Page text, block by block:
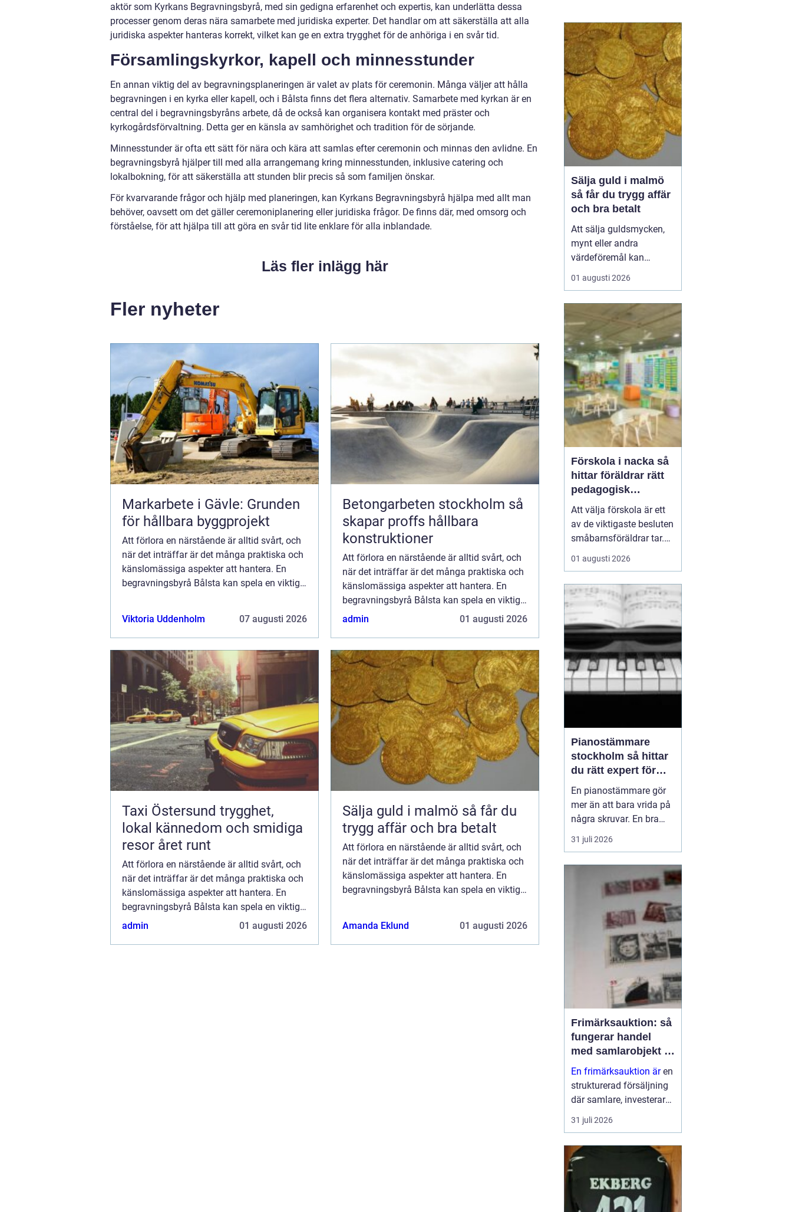
aktör som Kyrkans Begravningsbyrå, med sin gedigna erfarenhet och expertis, kan underlätta dessa
processer genom deras nära samarbete med juridiska experter. Det handlar om att säkerställa att alla
juridiska aspekter hanteras korrekt, vilket kan ge en extra trygghet för de anhöriga i en svår tid.
Församlingskyrkor, kapell och minnesstunder
En annan viktig del av begravningsplaneringen är valet av plats för ceremonin. Många väljer att hålla
begravningen i en kyrka eller kapell, och i Bålsta finns det flera alternativ. Samarbete med kyrkan är en
central del i begravningsbyråns arbete, då de också kan organisera kontakt med präster och
kyrkogårdsförvaltning. Detta ger en känsla av samhörighet och tradition för de sörjande.
Minnesstunder är ofta ett sätt för nära och kära att samlas efter ceremonin och minnas den avlidne. En
begravningsbyrå hjälper till med alla arrangemang kring minnesstunden, inklusive catering och
lokalbokning, för att säkerställa att stunden blir precis så som familjen önskar.
För kvarvarande frågor och hjälp med planeringen, kan Kyrkans Begravningsbyrå hjälpa med allt man
behöver, oavsett om det gäller ceremoniplanering eller juridiska frågor. De finns där, med omsorg och
förståelse, för att hjälpa till att göra en svår tid lite enklare för alla inblandade.
Läs fler inlägg här
Fler nyheter
Markarbete i Gävle: Grunden
för hållbara byggprojekt
Att förlora en närstående är alltid svårt, och
när det inträffar är det många praktiska och
känslomässiga aspekter att hantera. En
begravningsbyrå Bålsta kan spela en viktig
Viktoria Uddenholm
07 augusti 2026
Betongarbeten stockholm så
skapar proffs hållbara
konstruktioner
Att förlora en närstående är alltid svårt, och
när det inträffar är det många praktiska och
känslomässiga aspekter att hantera. En
begravningsbyrå Bålsta kan spela en viktig
roll i...
admin 01 augusti 2026
Taxi Östersund trygghet,
lokal kännedom och smidiga
resor året runt
Att förlora en närstående är alltid svårt, och
när det inträffar är det många praktiska och
känslomässiga aspekter att hantera. En
begravningsbyrå Bålsta kan spela en viktig
roll i...
admin 01 augusti 2026
Sälja guld i malmö så får du
trygg affär och bra betalt
Att förlora en närstående är alltid svårt, och
när det inträffar är det många praktiska och
känslomässiga aspekter att hantera. En
begravningsbyrå Bålsta kan spela en viktig
Amanda Eklund
01 augusti 2026
lokalkännedom och
tillgänglighet spelar stor
roll, särskilt i en region
där vintern är lång, snön
ligger djup och
avstånden i...
Sälja guld i malmö
så får du trygg affär
och bra betalt
Att sälja guldsmycken,
mynt eller andra
värdeföremål kan
kännas både lockande
och osäkert på samma
smyckena är värda mer
än bara metallvärdet, hur
processen går till och
vilken köpare som går
att lita på. För den som
söker infor...
01 augusti 2026
Förskola i nacka så
hittar föräldrar rätt
pedagogisk
trygghet
Att välja förskola är ett
av de viktigaste besluten
småbarnsföräldrar tar.
Omsorg, trygghet,
pedagogik och praktisk
fungera tillsammans,
gärna under många år. I
Nacka finns ett brett
utbud av förskolor, både
kommunala och
friståen...
01 augusti 2026
Pianostämmare
stockholm så hittar
du rätt expert för
ditt piano
En pianostämmare gör
mer än att bara vrida på
några skruvar. En bra
stämning påverkar hur
pianot låter, känns och
som Stockholm, där
många bor i lägenhet
och klimatet växlar
kraftigt mellan
årstiderna, ställs extra
31 juli 2026
Frimärksauktion: så
fungerar handel
med samlarobjekt i
praktiken
En frimärksauktion ären
strukturerad försäljning
där samlare, investerare
och nybörjare köper och
säljer frimärken genom
31 juli 2026